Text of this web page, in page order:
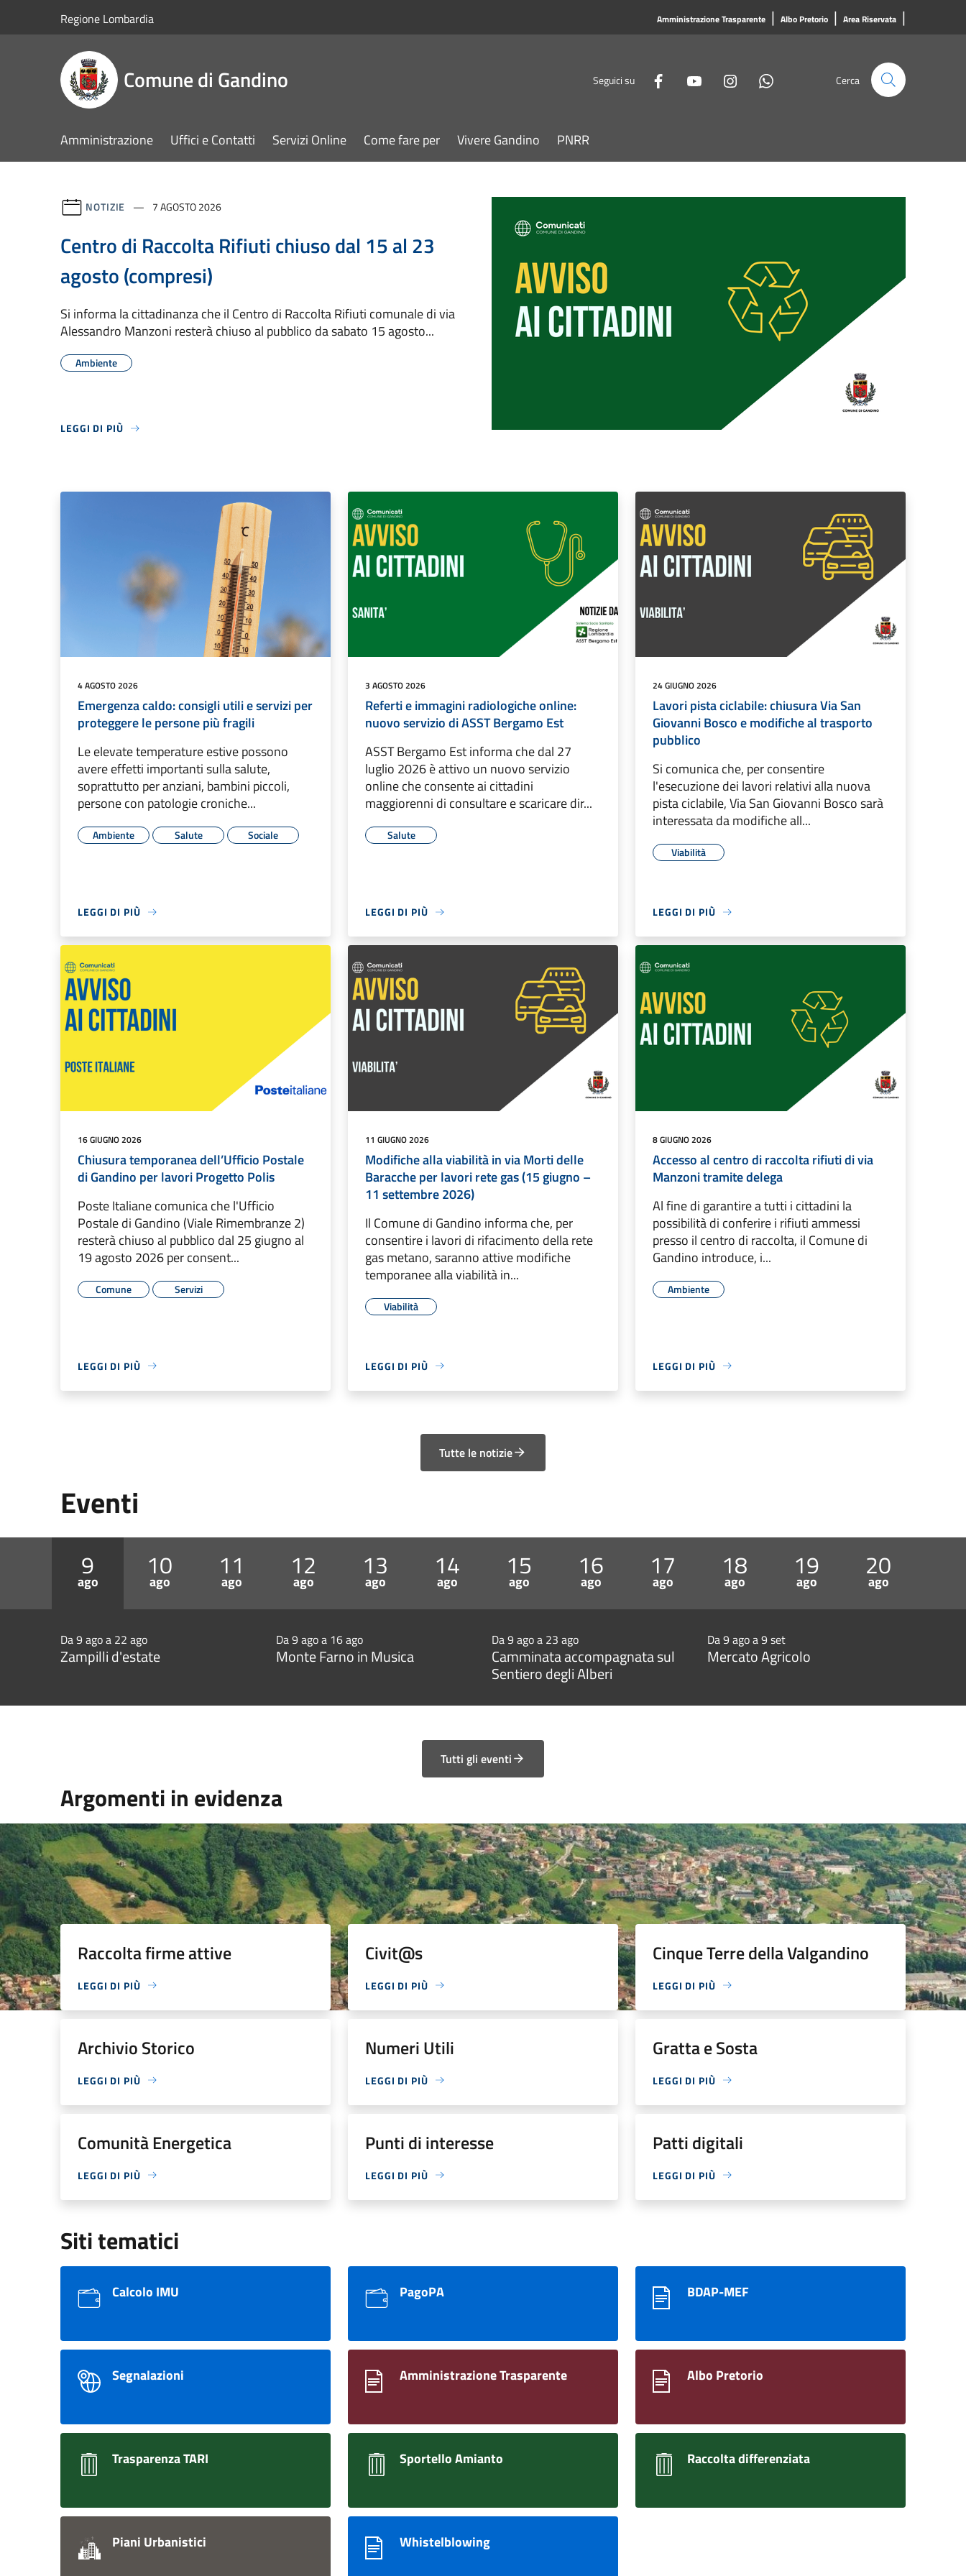
Regione Lombardia Amministrazione Trasparente | Albo Pretorio | Area Riservata |
Comune di Gandino Seguici su Cerca
Amministrazione Uffici e Contatti Servizi Online Come fare per Vivere Gandino PNRR
NOTIZIE 7 AGOSTO 2026
Centro di Raccolta Rifiuti chiuso dal 15 al 23
agosto (compresi)
Si informa la cittadinanza che il Centro di Raccolta Rifiuti comunale di via
Alessandro Manzoni resterà chiuso al pubblico da sabato 15 agosto...
Ambiente
LEGGI DI PIÙ
4 AGOSTO 2026
Emergenza caldo: consigli utili e servizi per
proteggere le persone più fragili
Le elevate temperature estive possono
avere effetti importanti sulla salute,
soprattutto per anziani, bambini piccoli,
persone con patologie croniche...
Ambiente Salute Sociale
LEGGI DI PIÙ
3 AGOSTO 2026
Referti e immagini radiologiche online:
nuovo servizio di ASST Bergamo Est
ASST Bergamo Est informa che dal 27
luglio 2026 è attivo un nuovo servizio
online che consente ai cittadini
maggiorenni di consultare e scaricare dir...
Salute
LEGGI DI PIÙ
24 GIUGNO 2026
Lavori pista ciclabile: chiusura Via San
Giovanni Bosco e modifiche al trasporto
pubblico
Si comunica che, per consentire
l'esecuzione dei lavori relativi alla nuova
pista ciclabile, Via San Giovanni Bosco sarà
interessata da modifiche all...
Viabilità
LEGGI DI PIÙ
16 GIUGNO 2026
Chiusura temporanea dell’Ufficio Postale
di Gandino per lavori Progetto Polis
Poste Italiane comunica che l'Ufficio
Postale di Gandino (Viale Rimembranze 2)
resterà chiuso al pubblico dal 25 giugno al
19 agosto 2026 per consent...
Comune Servizi
LEGGI DI PIÙ
11 GIUGNO 2026
Modifiche alla viabilità in via Morti delle
Baracche per lavori rete gas (15 giugno –
11 settembre 2026)
Il Comune di Gandino informa che, per
consentire i lavori di rifacimento della rete
gas metano, saranno attive modifiche
temporanee alla viabilità in...
Viabilità
LEGGI DI PIÙ
8 GIUGNO 2026
Accesso al centro di raccolta rifiuti di via
Manzoni tramite delega
Al fine di garantire a tutti i cittadini la
possibilità di conferire i rifiuti ammessi
presso il centro di raccolta, il Comune di
Gandino introduce, i...
Ambiente
LEGGI DI PIÙ
Tutte le notizie
Eventi
9
ago 10
ago 11
ago 12
ago 13
ago 14
ago 15
ago 16
ago 17
ago 18
ago 19
ago 20
ago
Da 9 ago a 22 ago
Zampilli d'estate
Da 9 ago a 16 ago
Monte Farno in Musica
Da 9 ago a 23 ago
Camminata accompagnata sul
Sentiero degli Alberi
Da 9 ago a 9 set
Mercato Agricolo
Tutti gli eventi
Argomenti in evidenza
Raccolta firme attive
LEGGI DI PIÙ
Civit@s
LEGGI DI PIÙ
Cinque Terre della Valgandino
LEGGI DI PIÙ
Archivio Storico
LEGGI DI PIÙ
Numeri Utili
LEGGI DI PIÙ
Gratta e Sosta
LEGGI DI PIÙ
Comunità Energetica
LEGGI DI PIÙ
Punti di interesse
LEGGI DI PIÙ
Patti digitali
LEGGI DI PIÙ
Siti tematici
Calcolo IMU PagoPA BDAP-MEF
Segnalazioni Amministrazione Trasparente Albo Pretorio
Trasparenza TARI Sportello Amianto Raccolta differenziata
Piani Urbanistici Whistelblowing